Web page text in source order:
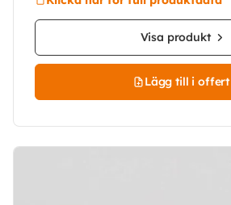
Visa produkt
Lägg till i offert